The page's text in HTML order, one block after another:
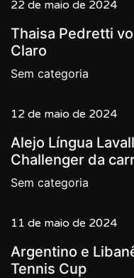
22 de maio de 2024
Thaisa Pedretti
Claro
Sem categoria
12 de maio de 2024
Alejo Língua
Challenger da
Sem categoria
11 de maio de 2024
Argentino e
Tennis Cup